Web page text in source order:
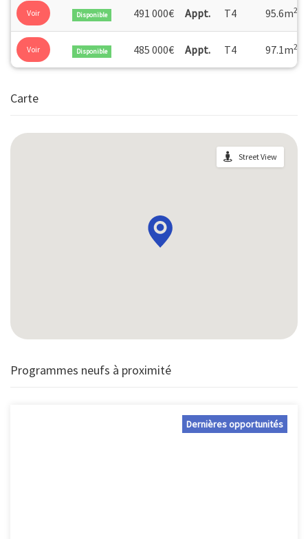
Voir Disponible 491 000€ Appt. T4 95.6m2
Voir Disponible 485 000€ Appt. T4 97.1m2
Carte
Street View
Programmes neufs à proximité
Dernières opportunités